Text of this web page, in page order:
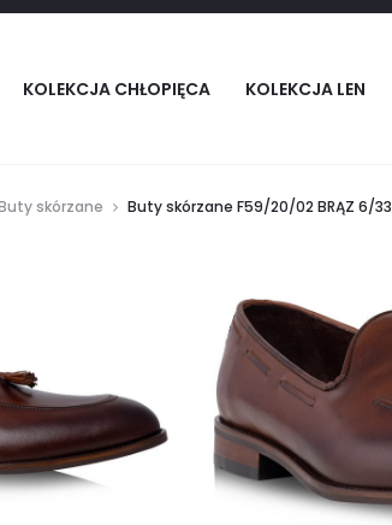
KOLEKCJA CHŁOPIĘCA KOLEKCJA LEN
skórzane Buty skórzane F59/20/02 BRĄZ 6/33